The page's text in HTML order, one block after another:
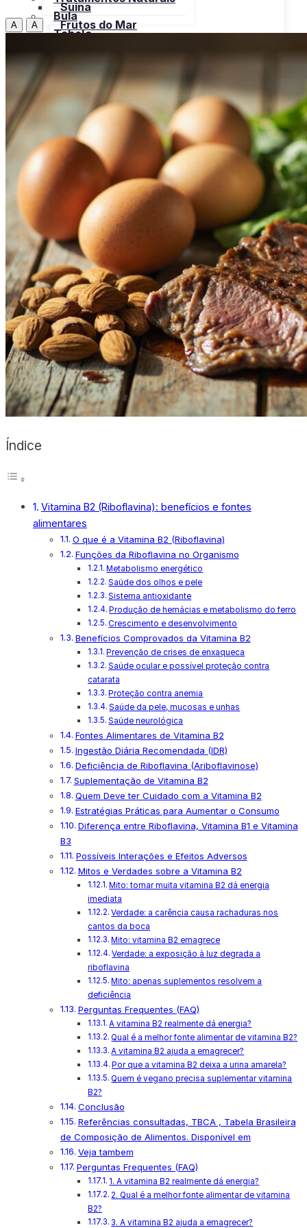
Suína
Frutos do Mar
Frutas
Gorduras e Óleos
Leite e Derivados
Verduras, Hortaliças
Bula
Bula
Tabela
Open menu
Carnes
Open menu
Bovina
Frango
Peru
Suína
Frutos do Mar
Cereais
Frutas
Gorduras e Óleos
Leite e Derivados
Verduras, Hortaliças
Bula
X
A A
Índice
Vitamina B2 (Riboflavina): benefícios e fontes
alimentares
O que é a Vitamina B2 (Riboflavina)
Funções da Riboflavina no Organismo
Metabolismo energético
Saúde dos olhos e pele
Sistema antioxidante
Produção de hemácias e metabolismo do ferro
Crescimento e desenvolvimento
Benefícios Comprovados da Vitamina B2
Prevenção de crises de enxaqueca
Saúde ocular e possível proteção contra
catarata
Proteção contra anemia
Saúde da pele, mucosas e unhas
Saúde neurológica
Fontes Alimentares de Vitamina B2
Ingestão Diária Recomendada (IDR)
Deficiência de Riboflavina (Ariboflavinose)
Suplementação de Vitamina B2
Quem Deve ter Cuidado com a Vitamina B2
Estratégias Práticas para Aumentar o Consumo
Diferença entre Riboflavina, Vitamina B1 e Vitamina
B3
Possíveis Interações e Efeitos Adversos
Mitos e Verdades sobre a Vitamina B2
Mito: tomar muita vitamina B2 dá energia
imediata
Verdade: a carência causa rachaduras nos
cantos da boca
Mito: vitamina B2 emagrece
Verdade: a exposição à luz degrada a
riboflavina
Mito: apenas suplementos resolvem a
deficiência
Perguntas Frequentes (FAQ)
A vitamina B2 realmente dá energia?
Qual é a melhor fonte alimentar de vitamina B2?
A vitamina B2 ajuda a emagrecer?
Por que a vitamina B2 deixa a urina amarela?
Quem é vegano precisa suplementar vitamina
B2?
Conclusão
Referências consultadas, TBCA , Tabela Brasileira
de Composição de Alimentos. Disponível em
Veja tambem
Perguntas Frequentes (FAQ)
1. A vitamina B2 realmente dá energia?
2. Qual é a melhor fonte alimentar de vitamina
B2?
3. A vitamina B2 ajuda a emagrecer?